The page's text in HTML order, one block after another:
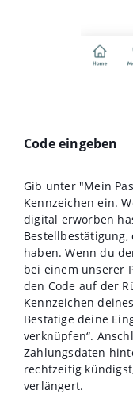
Code eingeben
Gib unter "Mein
Kennzeichen ein.
digital erworben
haben. Wenn du
bei einem unserer
den Code auf der
Kennzeichen
Bestätige deine
verknüpfen“.
Zahlungsdaten
rechtzeitig
verlängert.